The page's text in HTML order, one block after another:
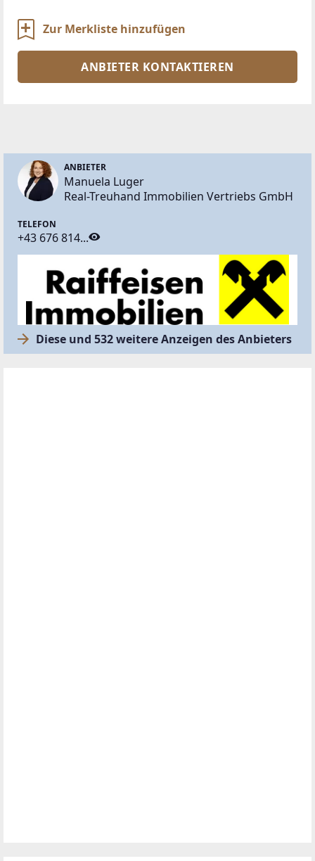
Zur Merkliste hinzufügen
ANBIETER KONTAKTIEREN
ANBIETER
Manuela Luger
Real-Treuhand Immobilien Vertriebs GmbH
TELEFON
+43 676 814...
Diese und 532 weitere Anzeigen des Anbieters